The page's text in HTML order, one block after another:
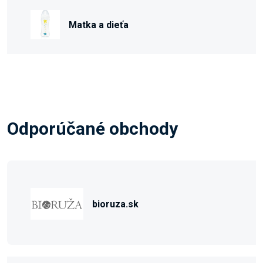
Matka a dieťa
Odporúčané obchody
bioruza.sk